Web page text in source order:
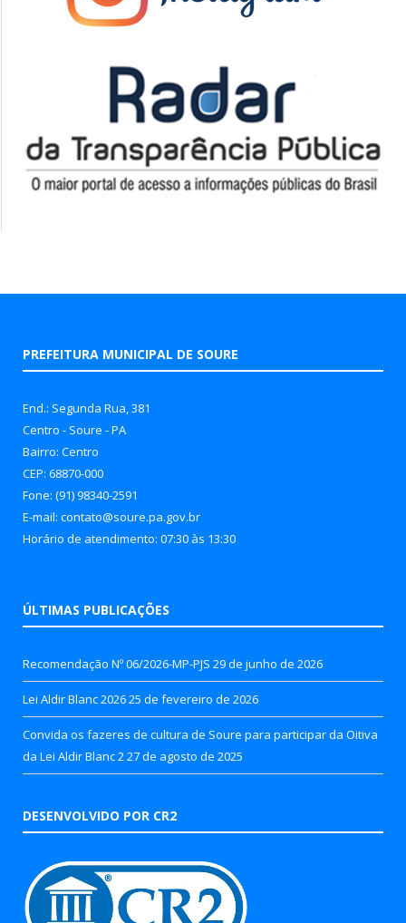
PREFEITURA MUNICIPAL DE SOURE
End.: Segunda Rua, 381
Centro - Soure - PA
Bairro: Centro
CEP: 68870-000
Fone: (91) 98340-2591
E-mail: contato@soure.pa.gov.br
Horário de atendimento: 07:30 às 13:30
ÚLTIMAS PUBLICAÇÕES
Recomendação Nº 06/2026-MP-PJS 29 de junho de 2026
Lei Aldir Blanc 202625 de fevereiro de 2026
Convida os fazeres de cultura de Soure para participar da Oitiva
da Lei Aldir Blanc 2 27 de agosto de 2025
DESENVOLVIDO POR CR2